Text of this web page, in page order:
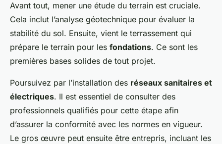
Avant tout, mener une étude du terrain est cruciale.
Cela inclut l’analyse géotechnique pour évaluer la
stabilité du sol. Ensuite, vient le terrassement qui
prépare le terrain pour les fondations. Ce sont les
premières bases solides de tout projet.
Poursuivez par l’installation des réseaux sanitaires et
électriques. Il est essentiel de consulter des
professionnels qualifiés pour cette étape afin
d’assurer la conformité avec les normes en vigueur.
Le gros œuvre peut ensuite être entrepris, incluant les